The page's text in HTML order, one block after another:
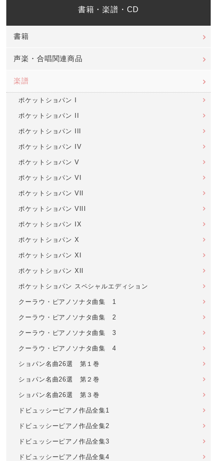
書籍・楽譜・CD
書籍
声楽・合唱関連商品
楽譜
ポケットショパン I
ポケットショパン II
ポケットショパン III
ポケットショパン IV
ポケットショパン V
ポケットショパン VI
ポケットショパン VII
ポケットショパン VIII
ポケットショパン IX
ポケットショパン X
ポケットショパン XI
ポケットショパン XII
ポケットショパン スペシャルエディション
クーラウ・ピアノソナタ曲集 1
クーラウ・ピアノソナタ曲集 2
クーラウ・ピアノソナタ曲集 3
クーラウ・ピアノソナタ曲集 4
ショパン名曲26選 第１巻
ショパン名曲26選 第２巻
ショパン名曲26選 第３巻
ドビュッシーピアノ作品全集1
ドビュッシーピアノ作品全集2
ドビュッシーピアノ作品全集3
ドビュッシーピアノ作品全集4